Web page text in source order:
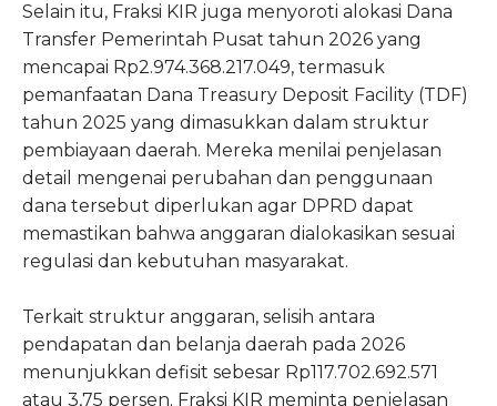
Selain itu, Fraksi KIR juga menyoroti alokasi Dana
Transfer Pemerintah Pusat tahun 2026 yang
mencapai Rp2.974.368.217.049, termasuk
pemanfaatan Dana Treasury Deposit Facility (TDF)
tahun 2025 yang dimasukkan dalam struktur
pembiayaan daerah. Mereka menilai penjelasan
detail mengenai perubahan dan penggunaan
dana tersebut diperlukan agar DPRD dapat
memastikan bahwa anggaran dialokasikan sesuai
regulasi dan kebutuhan masyarakat.
Terkait struktur anggaran, selisih antara
pendapatan dan belanja daerah pada 2026
menunjukkan defisit sebesar Rp117.702.692.571
atau 3,75 persen. Fraksi KIR meminta penjelasan